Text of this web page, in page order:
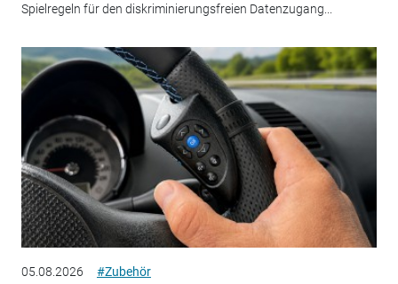
Spielregeln für den diskriminierungsfreien Datenzugang...
05.08.2026 #Zubehör